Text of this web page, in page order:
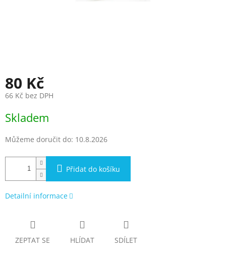
80 Kč
66 Kč bez DPH
cena:
Skladem
Můžeme doručit do: 10.8.2026
Přidat do košíku
Detailní informace
ZEPTAT SE HLÍDAT SDÍLET